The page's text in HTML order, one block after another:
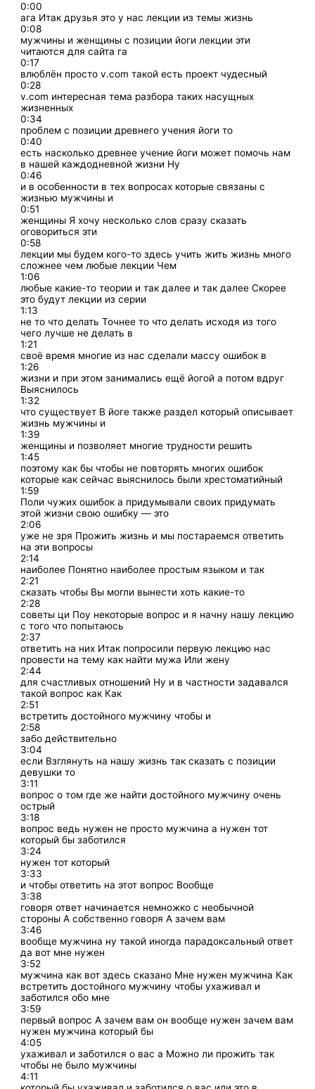
0:00
ага Итак друзья это у нас лекции из темы жизнь
0:08
мужчины и женщины с позиции йоги лекции эти
читаются для сайта га
0:17
влюблён просто v.com такой есть проект чудесный
0:28
v.com интересная тема разбора таких насущных
жизненных
0:34
проблем с позиции древнего учения йоги то
0:40
есть насколько древнее учение йоги может помочь нам
в нашей каждодневной жизни Ну
0:46
и в особенности в тех вопросах которые связаны с
жизнью мужчины и
0:51
женщины Я хочу несколько слов сразу сказать
оговориться эти
0:58
лекции мы будем кого-то здесь учить жить жизнь много
сложнее чем любые лекции Чем
1:06
любые какие-то теории и так далее и так далее Скорее
это будут лекции из серии
1:13
не то что делать Точнее то что делать исходя из того
чего лучше не делать в
1:21
своё время многие из нас сделали массу ошибок в
1:26
жизни и при этом занимались ещё йогой а потом вдруг
Выяснилось
1:32
что существует В йоге также раздел который описывает
жизнь мужчины и
1:39
женщины и позволяет многие трудности решить
1:45
поэтому как бы чтобы не повторять многих ошибок
которые как сейчас выяснилось были хрестоматийный
1:59
Поли чужих ошибок а придумывали своих придумать
этой жизни свою ошибку — это
2:06
уже не зря Прожить жизнь и мы постараемся ответить
на эти вопросы
2:14
наиболее Понятно наиболее простым языком и так
2:21
сказать чтобы Вы могли вынести хоть какие-то
2:28
советы ци Поу некоторые вопрос и я начну нашу лекцию
с того что попытаюсь
2:37
ответить на них Итак попросили первую лекцию нас
провести на тему как найти мужа Или жену
2:44
для счастливых отношений Ну и в частности задавался
такой вопрос как Как
2:51
встретить достойного мужчину чтобы и
2:58
забо действительно
3:04
если Взглянуть на нашу жизнь так сказать с позиции
девушки то
3:11
вопрос о том где же найти достойного мужчину очень
острый
3:18
вопрос ведь нужен не просто мужчина а нужен тот
который бы заботился
3:24
нужен тот который
3:33
и чтобы ответить на этот вопрос Вообще
3:38
говоря ответ начинается немножко с необычной
стороны А собственно говоря А зачем вам
3:46
вообще мужчина ну такой иногда парадоксальный ответ
да вот мне нужен
3:52
мужчина как вот здесь сказано Мне нужен мужчина Как
встретить достойного мужчину чтобы ухаживал и
заботился обо мне
3:59
первый вопрос А зачем вам он вообще нужен зачем вам
нужен мужчина который бы
4:05
ухаживал и заботился о вас а Можно ли прожить так
чтобы не было мужчины
4:11